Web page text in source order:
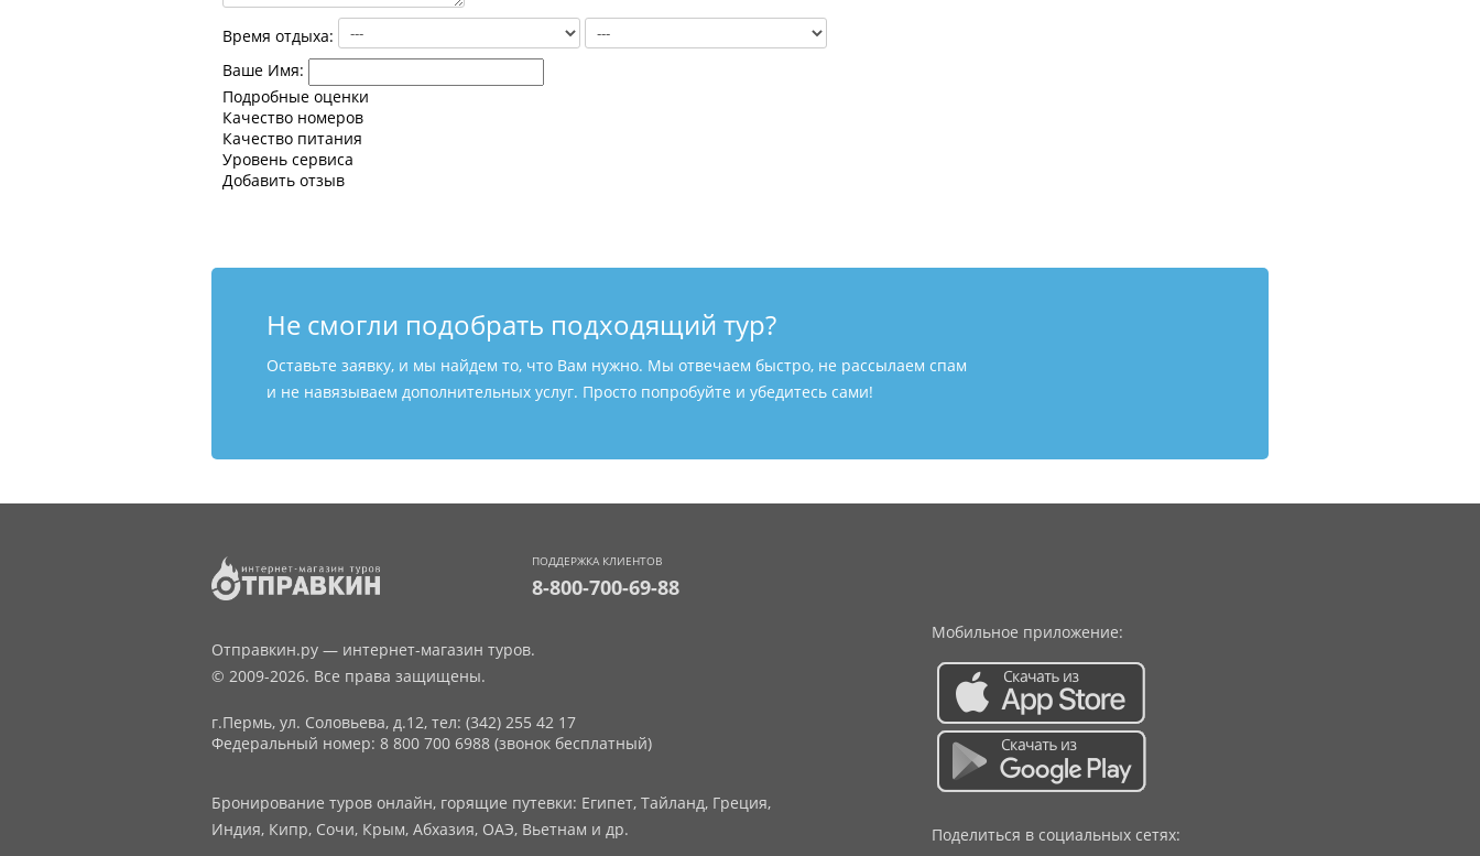
Время отдыха:
Ваше Имя:
Подробные оценки
Качество номеров
Качество питания
Уровень сервиса
Добавить отзыв
Не смогли подобрать подходящий тур?
Оставьте заявку, и мы найдем то, что Вам нужно. Мы отвечаем быстро, не рассылаем спам
и не навязываем дополнительных услуг. Просто попробуйте и убедитесь сами!
ПОДДЕРЖКА КЛИЕНТОВ
8-800-700-69-88
Отправкин.ру — интернет-магазин туров.
© 2009-2026. Все права защищены.
г.Пермь, ул. Соловьева, д.12, тел: (342) 255 42 17
Федеральный номер: 8 800 700 6988 (звонок бесплатный)
Бронирование туров онлайн, горящие путевки: Египет, Тайланд, Греция,
Индия, Кипр, Сочи, Крым, Абхазия, ОАЭ, Вьетнам и др.
Мобильное приложение:
Поделиться в социальных сетях: